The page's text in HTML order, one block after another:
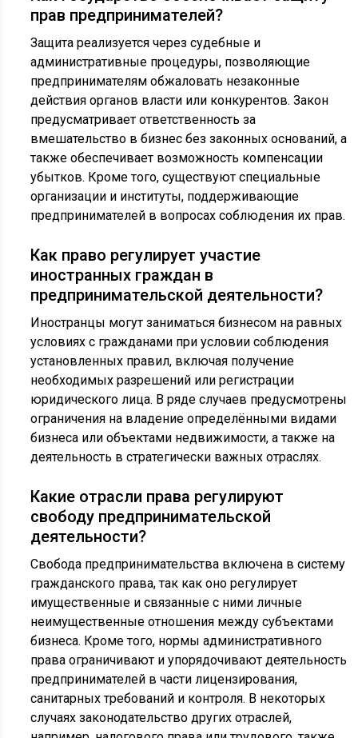
прав предпринимателей?
Защита реализуется через судебные и
административные процедуры, позволяющие
предпринимателям обжаловать незаконные
действия органов власти или конкурентов. Закон
предусматривает ответственность за
вмешательство в бизнес без законных оснований, а
также обеспечивает возможность компенсации
убытков. Кроме того, существуют специальные
организации и институты, поддерживающие
предпринимателей в вопросах соблюдения их прав.
Как право регулирует участие
иностранных граждан в
предпринимательской деятельности?
Иностранцы могут заниматься бизнесом на равных
условиях с гражданами при условии соблюдения
установленных правил, включая получение
необходимых разрешений или регистрации
юридического лица. В ряде случаев предусмотрены
ограничения на владение определёнными видами
бизнеса или объектами недвижимости, а также на
деятельность в стратегически важных отраслях.
Какие отрасли права регулируют
свободу предпринимательской
деятельности?
Свобода предпринимательства включена в систему
гражданского права, так как оно регулирует
имущественные и связанные с ними личные
неимущественные отношения между субъектами
бизнеса. Кроме того, нормы административного
права ограничивают и упорядочивают деятельность
предпринимателей в части лицензирования,
санитарных требований и контроля. В некоторых
случаях законодательство других отраслей,